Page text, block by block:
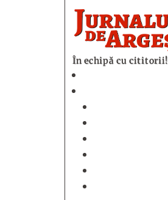
În echipă cu cititorii!